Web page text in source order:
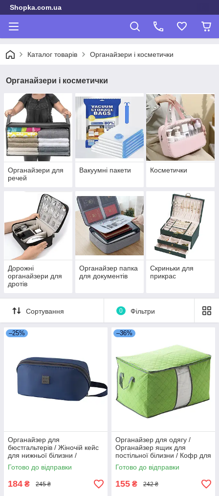
Shopka.com.ua
Каталог товарів Органайзери і косметички
Органайзери і косметички
Органайзери для
речей
Вакуумні пакети Косметички
Дорожні
органайзери для
дротів
Органайзер папка
для документів
Скриньки для
прикрас
Сортування 0 Фільтри
–25%
Органайзер для
бюстгальтерів / Жіночій кейс
для нижньої білизни /
Органайзер для зберігання
білизни
Готово до відправки
184 ₴ 245 ₴
–36%
Органайзер для одягу /
Органайзер ящик для
постільної білизни / Кофр для
зберігання речей
Готово до відправки
155 ₴ 242 ₴